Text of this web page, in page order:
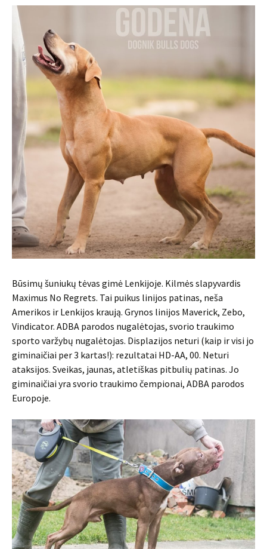
Būsimų šuniukų tėvas gimė Lenkijoje. Kilmės slapyvardis
Maximus No Regrets. Tai puikus linijos patinas, neša
Amerikos ir Lenkijos kraują. Grynos linijos Maverick, Zebo,
Vindicator. ADBA parodos nugalėtojas, svorio traukimo
sporto varžybų nugalėtojas. Displazijos neturi (kaip ir visi jo
giminaičiai per 3 kartas!): rezultatai HD-AA, 00. Neturi
ataksijos. Sveikas, jaunas, atletiškas pitbulių patinas. Jo
giminaičiai yra svorio traukimo čempionai, ADBA parodos
Europoje.